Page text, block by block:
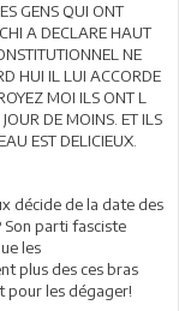
GENS QUI ONT
A DECLARE HAUT
NE
HUI IL LUI ACCORDE
MOI ILS ONT L
DE MOINS. ET ILS
EST DELICIEUX.
décide de la date des
Son parti fasciste
les
plus des ces bras
pour les dégager!